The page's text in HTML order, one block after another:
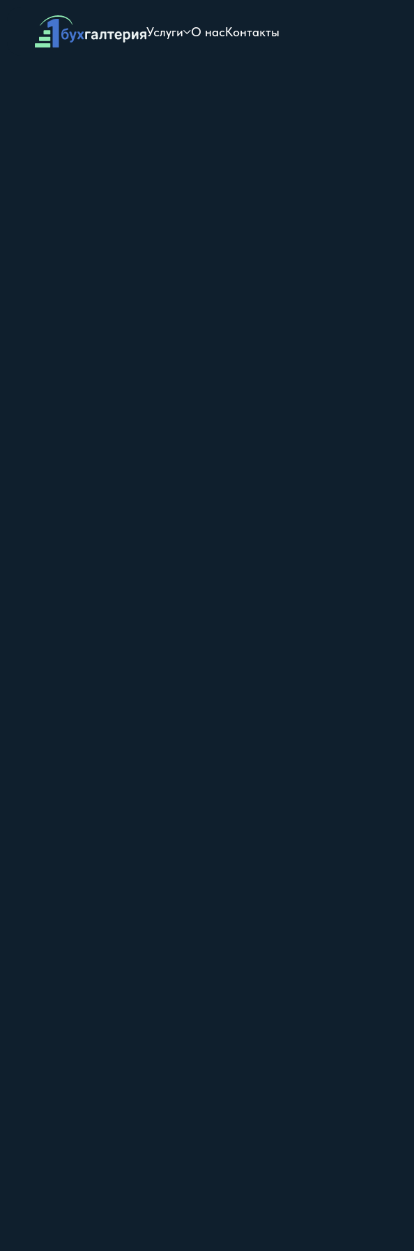
Услуги О насКонтакты